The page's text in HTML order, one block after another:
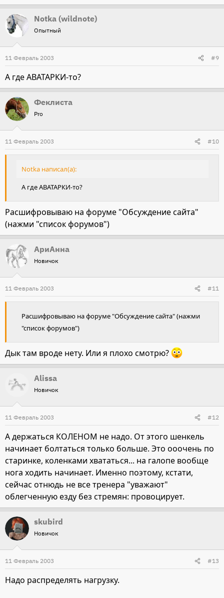
Notka (wildnote)
Опытный
11 Февраль 2003 #9
А где АВАТАРКИ-то?
Феклиста
Pro
11 Февраль 2003 #10
Notka написал(а):
А где АВАТАРКИ-то?
Расшифровываю на форуме "Обсуждение сайта"
(нажми "список форумов")
АриАнна
Новичок
11 Февраль 2003 #11
Расшифровываю на форуме "Обсуждение сайта" (нажми
"список форумов")
Дык там вроде нету. Или я плохо смотрю?
Alissa
Новичок
11 Февраль 2003 #12
А держаться КОЛЕНОМ не надо. От этого шенкель
начинает болтаться только больше. Это ооочень по
старинке, коленками хвататься... на галопе вообще
нога ходить начинает. Именно поэтому, кстати,
сейчас отнюдь не все тренера "уважают"
облегченную езду без стремян: провоцирует.
skubird
Новичок
11 Февраль 2003 #13
Надо распределять нагрузку.